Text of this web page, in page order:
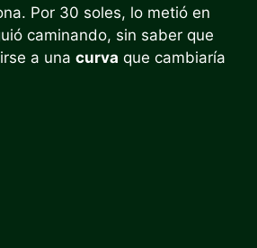
Por 30 soles, lo metió en
caminando, sin saber que
a una curva que cambiaría